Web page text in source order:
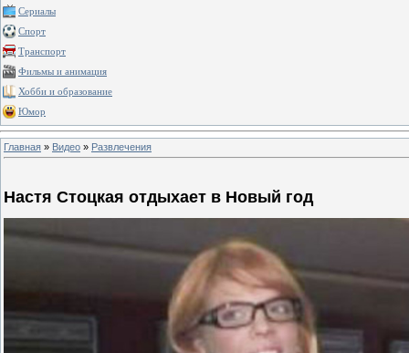
Сериалы
Спорт
Транспорт
Фильмы и анимация
Хобби и образование
Юмор
Главная » Видео » Развлечения
Настя Стоцкая отдыхает в Новый год